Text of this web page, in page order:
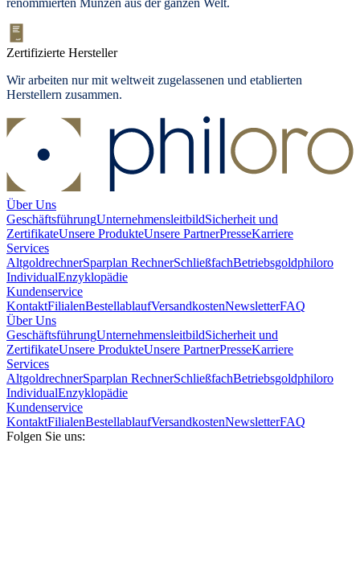
renommierten Münzen aus der ganzen Welt.
Zertifizierte Hersteller
Wir arbeiten nur mit weltweit zugelassenen und etablierten
Herstellern zusammen.
Über Uns
GeschäftsführungUnternehmensleitbildSicherheit und
ZertifikateUnsere ProdukteUnsere PartnerPresseKarriere
Services
AltgoldrechnerSparplan RechnerSchließfachBetriebsgoldphiloro
IndividualEnzyklopädie
Kundenservice
KontaktFilialenBestellablaufVersandkostenNewsletterFAQ
Über Uns
GeschäftsführungUnternehmensleitbildSicherheit und
ZertifikateUnsere ProdukteUnsere PartnerPresseKarriere
Services
AltgoldrechnerSparplan RechnerSchließfachBetriebsgoldphiloro
IndividualEnzyklopädie
Kundenservice
KontaktFilialenBestellablaufVersandkostenNewsletterFAQ
Folgen Sie uns: